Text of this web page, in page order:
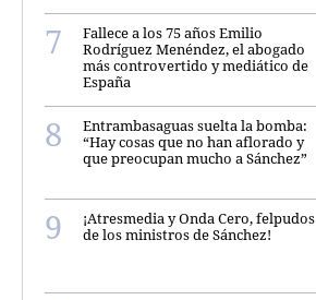
Fallece a los 75 años Emilio
Rodríguez Menéndez, el abogado
más controvertido y mediático de
España
Entrambasaguas suelta la bomba:
“Hay cosas que no han aflorado y
que preocupan mucho a Sánchez”
¡Atresmedia y Onda Cero, felpudos
de los ministros de Sánchez!